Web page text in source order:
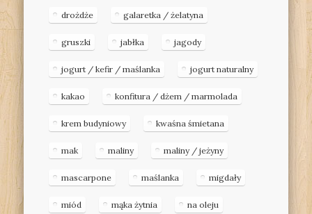
drożdże galaretka / żelatyna
gruszki jabłka jagody
jogurt / kefir / maślanka jogurt naturalny
kakao konfitura / dżem / marmolada
krem budyniowy kwaśna śmietana
mak maliny maliny / jeżyny
mascarpone maślanka migdały
miód mąka żytnia na oleju